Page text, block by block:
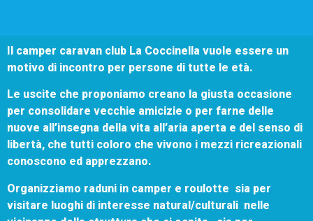
Il camper caravan club La Coccinella vuole essere un
motivo di incontro per persone di tutte le età.
Le uscite che proponiamo creano la giusta occasione
per consolidare vecchie amicizie o per farne delle
nuove all’insegna della vita all’aria aperta e del senso di
libertà, che tutti coloro che vivono i mezzi ricreazionali
conoscono ed apprezzano.
Organizziamo raduni in camper e roulotte sia per
visitare luoghi di interesse natural/culturali nelle